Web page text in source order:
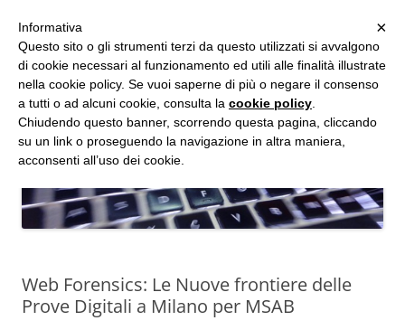
Vai
al
contenuto
Studio d'Informatica Forense
Perizie Informatiche Forensi, CTP e CTU in Processi Civili e Penali
Web Forensics: Le Nuove frontiere delle
Prove Digitali a Milano per MSAB
MENU ×
Informativa
Questo sito o gli strumenti terzi da questo utilizzati si avvalgono
di cookie necessari al funzionamento ed utili alle finalità illustrate
nella cookie policy. Se vuoi saperne di più o negare il consenso
a tutti o ad alcuni cookie, consulta la cookie policy
Chiudendo questo banner, scorrendo questa pagina, cliccando
su un link o proseguendo la navigazione in altra maniera,
acconsenti all’uso dei cookie.